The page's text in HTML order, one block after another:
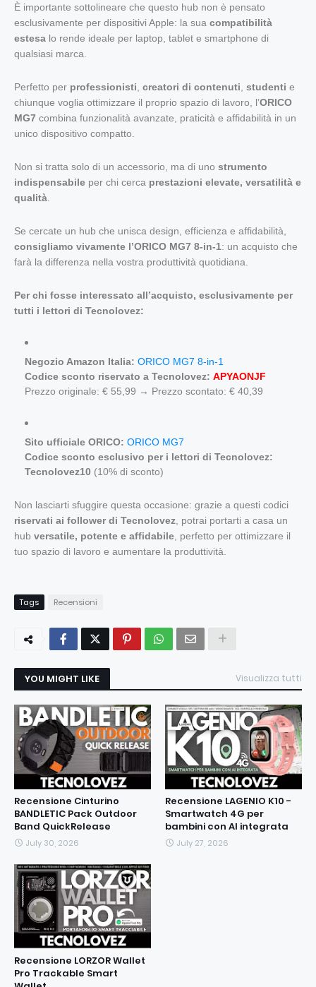
È importante sottolineare che questo hub non è pensato
esclusivamente per dispositivi Apple: la sua compatibilità
estesa lo rende ideale per laptop, tablet e smartphone di
qualsiasi marca.
Perfetto per professionisti creatori di contenuti studenti e
chiunque voglia ottimizzare il proprio spazio di lavoro, l’ORICO
MG7 combina funzionalità avanzate, praticità e affidabilità in un
unico dispositivo compatto.
Non si tratta solo di un accessorio, ma di uno strumento
indispensabile per chi cerca prestazioni elevate, versatilità e
qualità
Se cercate un hub che unisca design, efficienza e affidabilità,
consigliamo vivamente l’ORICO MG7 8-in-1: un acquisto che
farà la differenza nella vostra produttività quotidiana.
Per chi fosse interessato all’acquisto, esclusivamente per
tutti i lettori di Tecnolovez:
Negozio Amazon Italia: ORICO MG7 8-in-1
Codice sconto riservato a Tecnolovez: APYAONJF
Prezzo originale: € 55,99 → Prezzo scontato: € 40,39
Sito ufficiale ORICO: ORICO MG7
Codice sconto esclusivo per i lettori di Tecnolovez:
Tecnolovez10 (10% di sconto)
Non lasciarti sfuggire questa occasione: grazie a questi codici
riservati ai follower di Tecnolovez , potrai portarti a casa un
hub versatile, potente e affidabile , perfetto per ottimizzare il
tuo spazio di lavoro e aumentare la produttività.
Tags Recensioni
YOU MIGHT LIKE Visualizza tutti
Recensione Cinturino
BANDLETIC Pack Outdoor
Band QuickRelease
July 30, 2026
Recensione LAGENIO K10 -
Smartwatch 4G per
bambini con AI integrata
July 27, 2026
Recensione LORZOR Wallet
Pro Trackable Smart